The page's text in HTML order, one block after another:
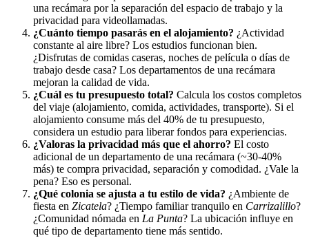
una recámara por la separación del espacio de trabajo y la
privacidad para videollamadas.
¿Cuánto tiempo pasarás en el alojamiento? ¿Actividad
constante al aire libre? Los estudios funcionan bien.
¿Disfrutas de comidas caseras, noches de película o días de
trabajo desde casa? Los departamentos de una recámara
mejoran la calidad de vida.
¿Cuál es tu presupuesto total? Calcula los costos completos
del viaje (alojamiento, comida, actividades, transporte). Si el
alojamiento consume más del 40% de tu presupuesto,
considera un estudio para liberar fondos para experiencias.
¿Valoras la privacidad más que el ahorro? El costo
adicional de un departamento de una recámara (~30-40%
más) te compra privacidad, separación y comodidad. ¿Vale la
pena? Eso es personal.
¿Qué colonia se ajusta a tu estilo de vida? ¿Ambiente de
fiesta en Zicatela? ¿Tiempo familiar tranquilo en Carrizalillo?
¿Comunidad nómada en La Punta? La ubicación influye en
qué tipo de departamento tiene más sentido.